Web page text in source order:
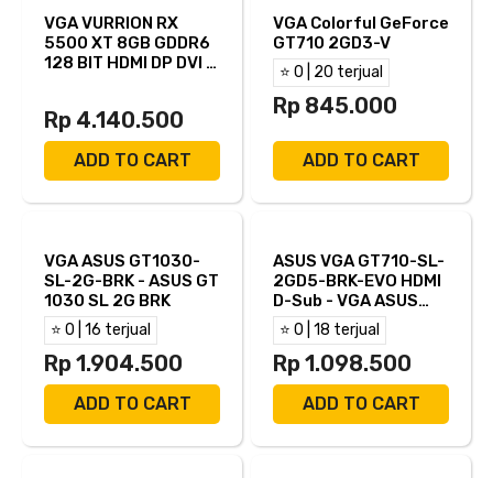
VGA VURRION RX
5500 XT 8GB GDDR6
128 BIT HDMI DP DVI -
Rp 4.140.500
ADD TO CART
VGA Colorful GeForce
GT710 2GD3-V
⭐ 0 | 20 terjual
Rp 845.000
ADD TO CART
VGA ASUS GT1030-
SL-2G-BRK - ASUS GT
1030 SL 2G BRK
⭐ 0 | 16 terjual
Rp 1.904.500
ADD TO CART
ASUS VGA GT710-SL-
2GD5-BRK-EVO HDMI
D-Sub - VGA ASUS
GT710
⭐ 0 | 18 terjual
Rp 1.098.500
ADD TO CART